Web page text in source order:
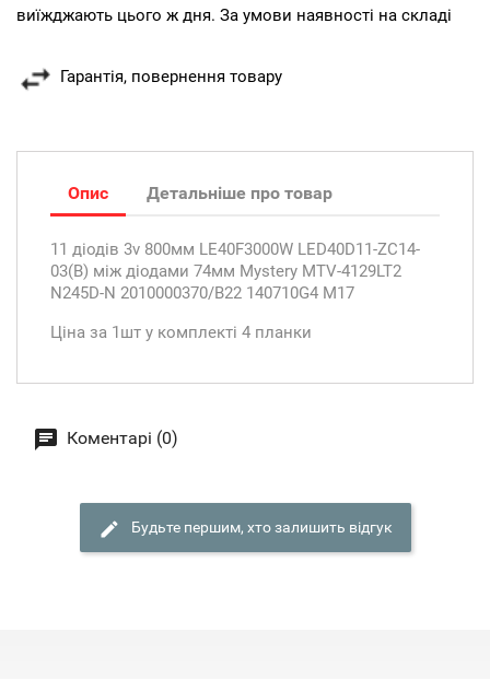
виїжджають цього ж дня. За умови наявності на складі
Гарантія, повернення товару
Опис Детальніше про товар
11 діодів 3v 800мм LE40F3000W LED40D11-ZC14-
03(B) між діодами 74мм Mystery MTV-4129LT2
N245D-N 2010000370/B22 140710G4 M17
Ціна за 1шт у комплекті 4 планки
Коментарі (0)
Будьте першим, хто залишить відгук